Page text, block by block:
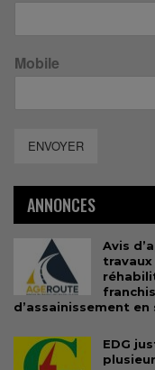
Mobile
ENVOYER
ANNONCES
Avis
d’assainissement
EDG